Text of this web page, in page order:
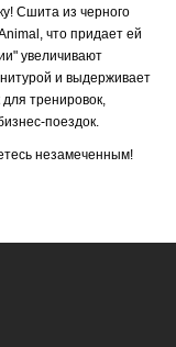
Сшита из черного
что придает ей
увеличивают
и выдерживает
тренировок,
поездок.
незамеченным!